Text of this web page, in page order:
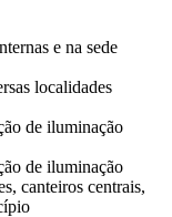
e na sede
localidades
de iluminação
de iluminação
canteiros centrais,